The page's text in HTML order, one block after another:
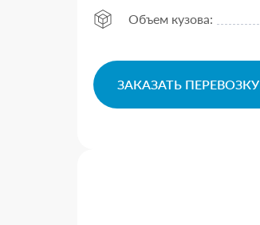
Объем кузова:
ЗАКАЗАТЬ ПЕРЕВОЗКУ